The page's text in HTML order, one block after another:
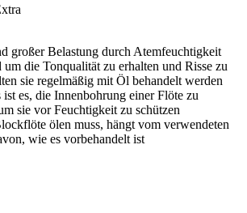
großer Belastung durch Atemfeuchtigkeit
um die Tonqualität zu erhalten und Risse zu
sie regelmäßig mit Öl behandelt werden
ist es, die Innenbohrung einer Flöte zu
sie vor Feuchtigkeit zu schützen
ölen muss, hängt vom verwendeten
wie es vorbehandelt ist